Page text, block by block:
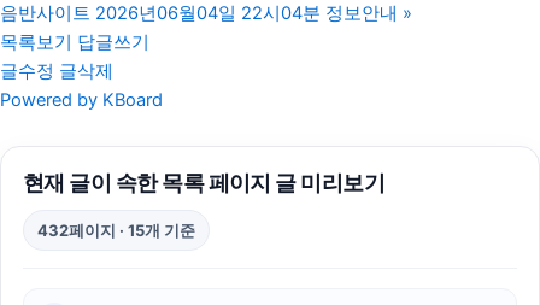
김해이혼전문변호사
마포구하수구막힘
음반사이트 2026년06월04일 22시04분 정보안내 »
목록보기 답글쓰기
글수정 글삭제
Powered by KBoard
현재 글이 속한 목록 페이지 글 미리보기
432페이지 · 15개 기준